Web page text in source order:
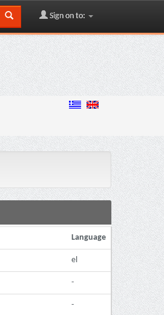
Sign on to:
Language
el
-
-